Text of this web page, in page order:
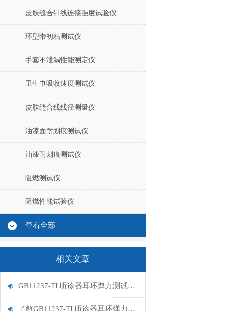
皮肤缝合针线连接强度试验仪
环型带初粘测试仪
手套不泄漏性能测定仪
卫生巾吸收速度测试仪
皮肤缝合线线径测量仪
油漆面耐划痕测试仪
油漆耐划痕测试仪
阻燃测试仪
阻燃性能试验仪
查看全部
相关文章
GB11237-TL听诊器耳环弹力测试仪的工作原理解析
了解GB11237-TL听诊器耳环弹力测试仪的操作步骤